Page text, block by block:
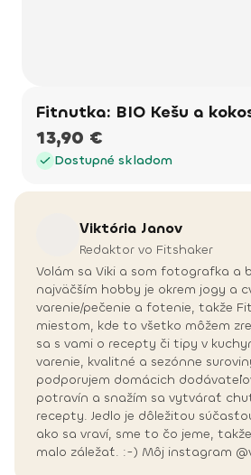
Fitnutka: BIO Kešu a
13,90 €
Dostupné skladom
Viktória Janov
Redaktor vo Fitshaker
Volám sa Viki a som fotografka a
najväčším hobby je okrem jogy a
varenie/pečenie a fotenie, takže
miestom, kde to všetko môžem
sa s vami o recepty či tipy v
varenie, kvalitné a sezónne
podporujem domácich
potravín a snažím sa vytvárať
recepty. Jedlo je dôležitou
ako sa vraví, sme to čo jeme,
malo záležať. :-) Môj instagram